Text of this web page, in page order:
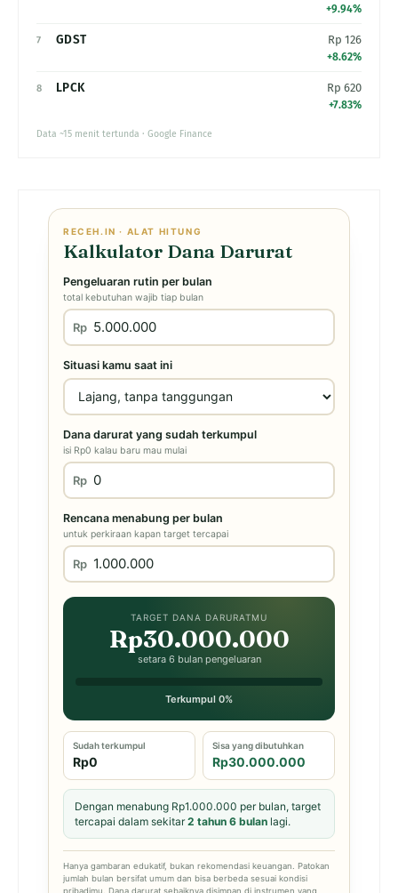
+9.94%
7 GDST Rp 126
+8.62%
8 LPCK Rp 620
+7.83%
Data ~15 menit tertunda · Google Finance
RECEH.IN · ALAT HITUNG
Kalkulator Dana Darurat
Pengeluaran rutin per bulan
total kebutuhan wajib tiap bulan
Rp
Situasi kamu saat ini
Dana darurat yang sudah terkumpul
isi Rp0 kalau baru mau mulai
Rp
Rencana menabung per bulan
untuk perkiraan kapan target tercapai
Rp
TARGET DANA DARURATMU
Rp30.000.000
setara 6 bulan pengeluaran
Terkumpul 0%
Sudah terkumpul
Rp0
Sisa yang dibutuhkan
Rp30.000.000
Dengan menabung Rp1.000.000 per bulan, target
tercapai dalam sekitar2 tahun 6 bulan lagi.
Hanya gambaran edukatif, bukan rekomendasi keuangan. Patokan
jumlah bulan bersifat umum dan bisa berbeda sesuai kondisi
pribadimu. Dana darurat sebaiknya disimpan di instrumen yang